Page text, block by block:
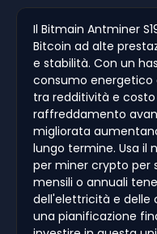
Il Bitmain Antminer
Bitcoin ad alte
e stabilità. Con un
consumo energetico
tra redditività e
raffreddamento
migliorata
lungo termine. Usa il
per miner crypto per
mensili o annuali
dell'elettricità e delle
una pianificazione